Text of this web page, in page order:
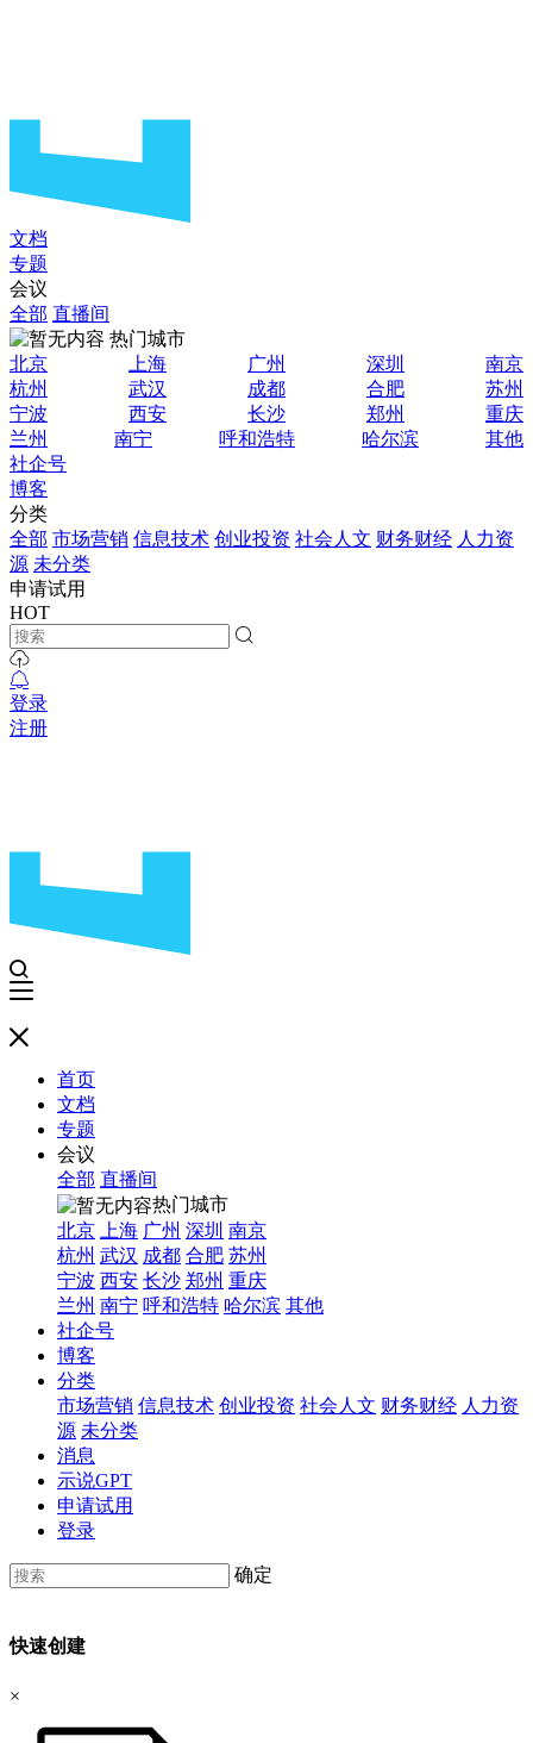
文档
专题
会议
全部 直播间
热门城市
北京
上海 广州 深圳
南京
杭州
武汉 成都 合肥
苏州
宁波
西安 长沙 郑州
重庆
兰州
南宁 呼和浩特 哈尔滨
其他
社企号
博客
分类
全部 市场营销 信息技术 创业投资 社会人文 财务财经 人力资
源 未分类
申请试用
HOT
登录
注册
首页
文档
专题
会议
全部 直播间
热门城市
北京
上海 广州 深圳 南京
杭州 武汉 成都 合肥 苏州
宁波 西安 长沙 郑州 重庆
兰州 南宁 呼和浩特 哈尔滨 其他
社企号
博客
分类
市场营销 信息技术 创业投资 社会人文 财务财经 人力资
源 未分类
消息
示说GPT
申请试用
登录
确定
快速创建
×